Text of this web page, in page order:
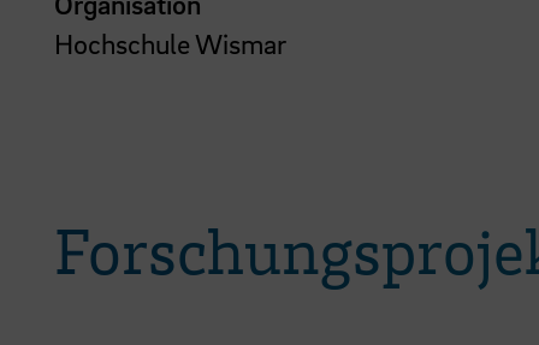
Hochschule Wismar